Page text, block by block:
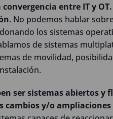
entre IT y
. No podemos hablar
los sistemas
de sistemas
de movilidad,
ser sistemas abiertos
cambios y/o